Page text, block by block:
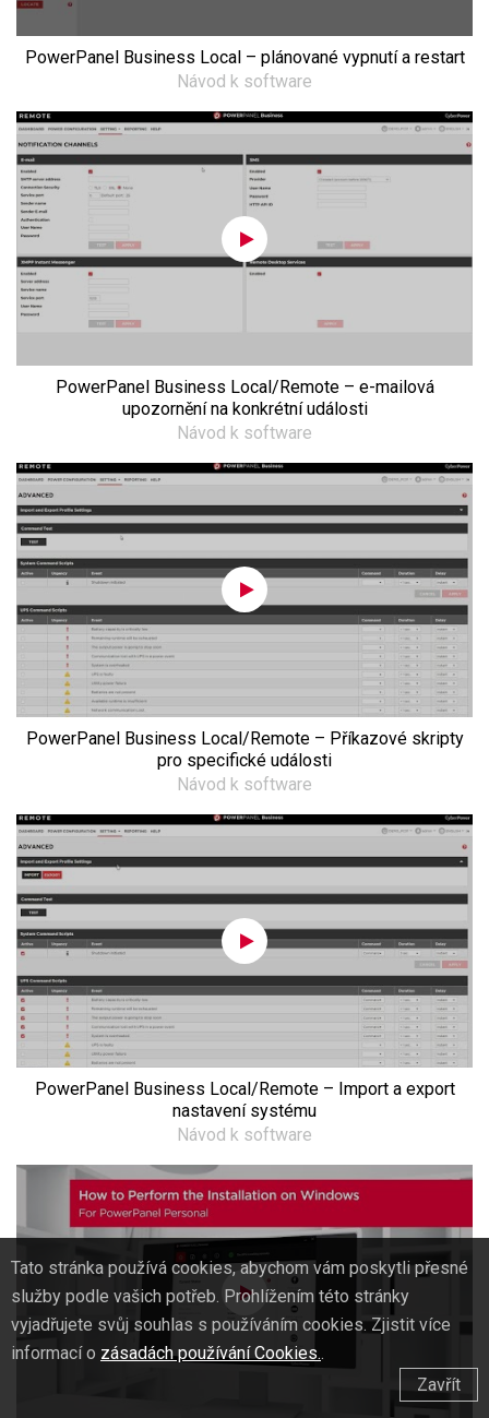
PowerPanel Business Local – plánované vypnutí a restart
Návod k software
PowerPanel Business Local/Remote – e-mailová
upozornění na konkrétní události
Návod k software
PowerPanel Business Local/Remote – Příkazové skripty
pro specifické události
Návod k software
PowerPanel Business Local/Remote – Import a export
nastavení systému
Návod k software
Tato stránka používá cookies, abychom vám poskytli přesné
služby podle vašich potřeb. Prohlížením této stránky
vyjadřujete svůj souhlas s používáním cookies. Zjistit více
informací o zásadách používání Cookies..
Zavřít